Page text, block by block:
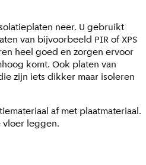
neer. U gebruikt
van bijvoorbeeld PIR of XPS
heel goed en zorgen ervoor
komt. Ook platen van
zijn iets dikker maar isoleren
af met plaatmateriaal.
vloer leggen.